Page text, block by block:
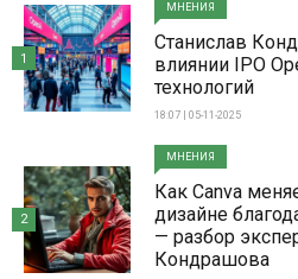
МНЕНИЯ
Станислав
влиянии IPO
технологий
18:07 | 05-11-2025
1
МНЕНИЯ
Как Canva
дизайне
— разбор
Кондрашова
2